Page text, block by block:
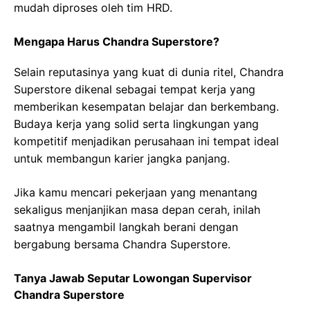
mudah diproses oleh tim HRD.
Mengapa Harus Chandra Superstore?
Selain reputasinya yang kuat di dunia ritel, Chandra
Superstore dikenal sebagai tempat kerja yang
memberikan kesempatan belajar dan berkembang.
Budaya kerja yang solid serta lingkungan yang
kompetitif menjadikan perusahaan ini tempat ideal
untuk membangun karier jangka panjang.
Jika kamu mencari pekerjaan yang menantang
sekaligus menjanjikan masa depan cerah, inilah
saatnya mengambil langkah berani dengan
bergabung bersama Chandra Superstore.
Tanya Jawab Seputar Lowongan Supervisor
Chandra Superstore